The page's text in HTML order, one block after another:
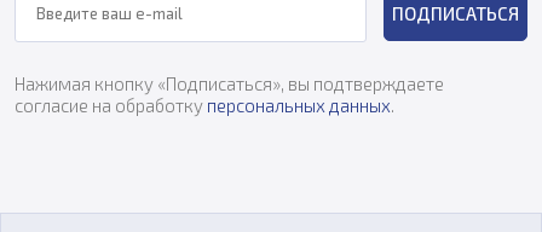
ПОДПИСАТЬСЯ
Нажимая кнопку «Подписаться», вы подтверждаете
согласие на обработку персональных данных